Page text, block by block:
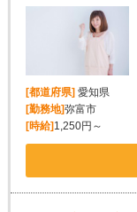
[都道府県] 愛知県
[勤務地]弥富市
[時給] 1,250円～